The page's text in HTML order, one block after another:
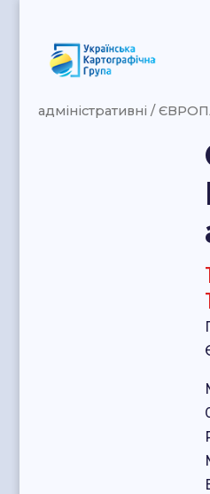
Головна/Довідкові
адміністративні /